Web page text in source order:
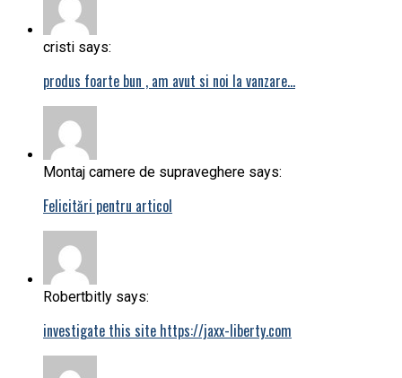
cristi says:
produs foarte bun , am avut si noi la vanzare…
Montaj camere de supraveghere says:
Felicitări pentru articol
Robertbitly says:
investigate this site https://jaxx-liberty.com